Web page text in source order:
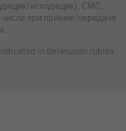
исходящих), СМС,
при приеме/передаче
in Belarusian rubles